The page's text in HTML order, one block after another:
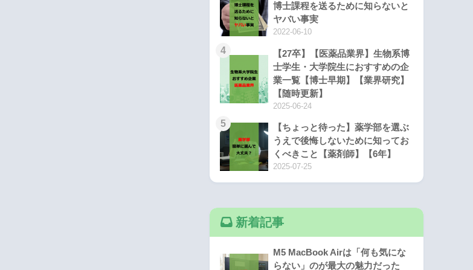
博士課程を送るために知らないと
ヤバい事実
2022-06-10
4
【27卒】【医薬品業界】生物系博
士学生・大学院生におすすめの企
業一覧【博士早期】【業界研究】
【随時更新】
2025-06-24
5
【ちょっと待った】薬学部を選ぶ
うえで後悔しないために知ってお
くべきこと【薬剤師】【6年】
2025-07-25
新着記事
M5 MacBook Airは「何も気にな
らない」のが最大の魅力だった